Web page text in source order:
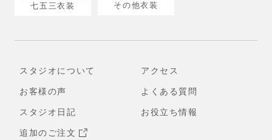
七五三衣装 その他衣装
スタジオについて アクセス
お客様の声 よくある質問
スタジオ日記 お役立ち情報
追加のご注文